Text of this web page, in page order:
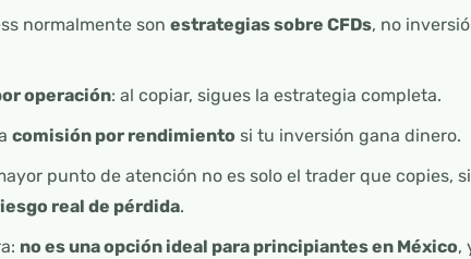
normalmente son estrategias sobre CFDs, no
operación: al copiar, sigues la estrategia completa.
comisión por rendimiento si tu inversión gana dinero.
punto de atención no es solo el trader que copies,
real de pérdida.
no es una opción ideal para principiantes en México,